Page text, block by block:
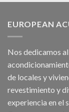
EUROPEAN
Nos dedicamos al
de locales y
revestimiento y
experiencia en el